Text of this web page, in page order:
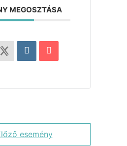
MEGOSZTÁSA
esemény